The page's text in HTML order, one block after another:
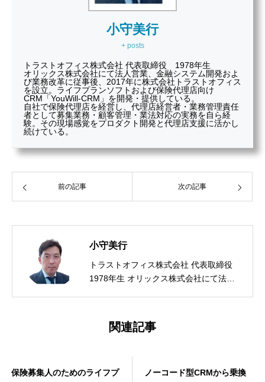
小守美行
+ posts
トラストオフィス株式会社 代表取締役 1978年生
オリックス株式会社にて法人営業、金融システム開発およ
び業務改革に従事後、2017年に株式会社トラストオフィス
を設立。ライフプランソフトおよび保険代理店向け
CRM「YouWill-CRM」を開発・提供している。
自社で保険代理店を経営し、代理店経営者・業務管理責任
者として募集業務・顧客管理・業法対応の実務を自ら経
験。その現場感覚をプロダクト開発と代理店支援に活かし
続けている。
前の記事 次の記事
小守美行
トラストオフィス株式会社 代表取締役
1978年生 オリックス株式会社にて法人
フィスを設立。ライフプランソフトおよ
び保険代理店向けCRM「YouWill-CRM」
任者として募集業務・顧客管理・業法対
関連記事
ノーコード型CRMから乗換 【2026年最新】自社に合う